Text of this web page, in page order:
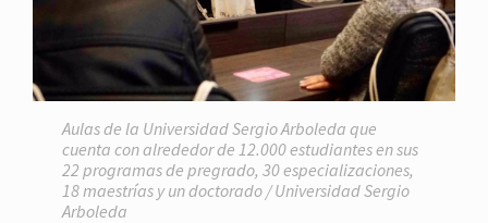
Aulas de la Universidad Sergio Arboleda que
cuenta con alrededor de 12.000 estudiantes en sus
22 programas de pregrado, 30 especializaciones,
18 maestrías y un doctorado / Universidad Sergio
Arboleda